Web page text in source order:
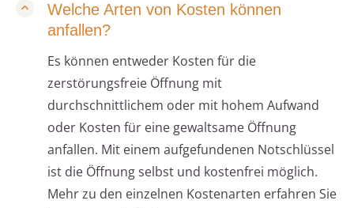
Welche Arten von Kosten können
anfallen?
Es können entweder Kosten für die
zerstörungsfreie Öffnung mit
durchschnittlichem oder mit hohem Aufwand
oder Kosten für eine gewaltsame Öffnung
anfallen. Mit einem aufgefundenen Notschlüssel
ist die Öffnung selbst und kostenfrei möglich.
Mehr zu den einzelnen Kostenarten erfahren Sie